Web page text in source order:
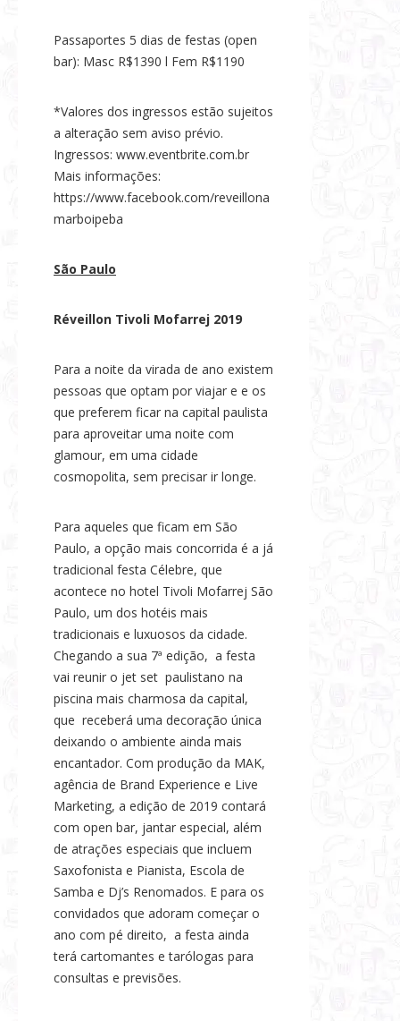
Passaportes 5 dias de festas (open
bar): Masc R$1390 l Fem R$1190
*Valores dos ingressos estão sujeitos
a alteração sem aviso prévio.
Ingressos: www.eventbrite.com.br
Mais informações:
https://www.facebook.com/reveillona
marboipeba
São Paulo
Réveillon Tivoli Mofarrej 2019
Para a noite da virada de ano existem
pessoas que optam por viajar e e os
que preferem ficar na capital paulista
para aproveitar uma noite com
glamour, em uma cidade
cosmopolita, sem precisar ir longe.
Para aqueles que ficam em São
Paulo, a opção mais concorrida é a já
tradicional festa Célebre, que
acontece no hotel Tivoli Mofarrej São
Paulo, um dos hotéis mais
tradicionais e luxuosos da cidade.
Chegando a sua 7ª edição, a festa
vai reunir o jet set paulistano na
piscina mais charmosa da capital,
que receberá uma decoração única
deixando o ambiente ainda mais
encantador. Com produção da MAK,
agência de Brand Experience e Live
Marketing, a edição de 2019 contará
com open bar, jantar especial, além
de atrações especiais que incluem
Saxofonista e Pianista, Escola de
Samba e Dj’s Renomados. E para os
convidados que adoram começar o
ano com pé direito, a festa ainda
terá cartomantes e tarólogas para
consultas e previsões.